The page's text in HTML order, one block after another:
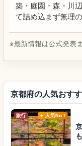
築・庭園・森・川
て詰め込まず無理
※最新情報は公式発表
京都府の人気おす
旅行 人気No.1